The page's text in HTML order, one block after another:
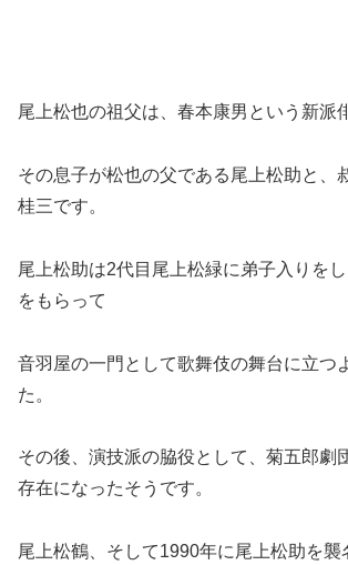
尾上松也の祖父は、春本康男という新派
その息子が松也の父である尾上松助と、
桂三です。
尾上松助は2代目尾上松緑に弟子入りを
をもらって
音羽屋の一門として歌舞伎の舞台に立つ
た。
その後、演技派の脇役として、菊五郎劇
存在になったそうです。
尾上松鶴、そして1990年に尾上松助を襲